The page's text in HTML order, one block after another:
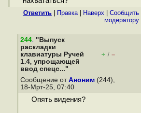
Ответить Правка| Наверх
Cообщить
модератору
244. "Выпуск
раскладки
клавиатуры Ручей
1.4, упрощающей
ввод спецс..."
+ / –
Сообщение от Аноним (244),
18-Мрт-25, 07:40
Опять видения?